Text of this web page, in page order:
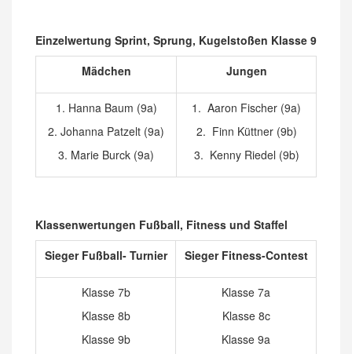
Einzelwertung Sprint, Sprung, Kugelstoßen Klasse 9
Mädchen
Jungen
1. Hanna Baum (9a)
2. Johanna Patzelt (9a)
3. Marie Burck (9a)
1. Aaron Fischer (9a)
2. Finn Küttner (9b)
3. Kenny Riedel (9b)
Klassenwertungen Fußball, Fitness und Staffel
Sieger Fußball- Turnier
Sieger Fitness-Contest
Klasse 7b
Klasse 8b
Klasse 9b
Klasse 7a
Klasse 8c
Klasse 9a